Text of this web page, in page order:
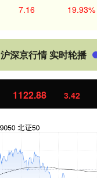
7.16 19.93%
沪深京行情 实时轮播
1122.88 3.42